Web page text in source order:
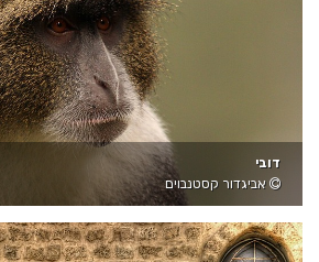
דובי
אביגדור קסטנבוים